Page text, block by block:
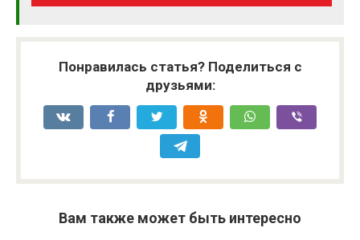
Понравилась статья? Поделиться с
друзьями:
Вам также может быть интересно